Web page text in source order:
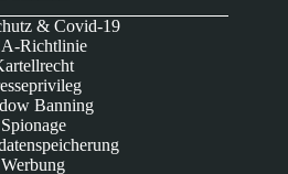
& Covid-19
Richtlinie
Banning
Spionage
Werbung